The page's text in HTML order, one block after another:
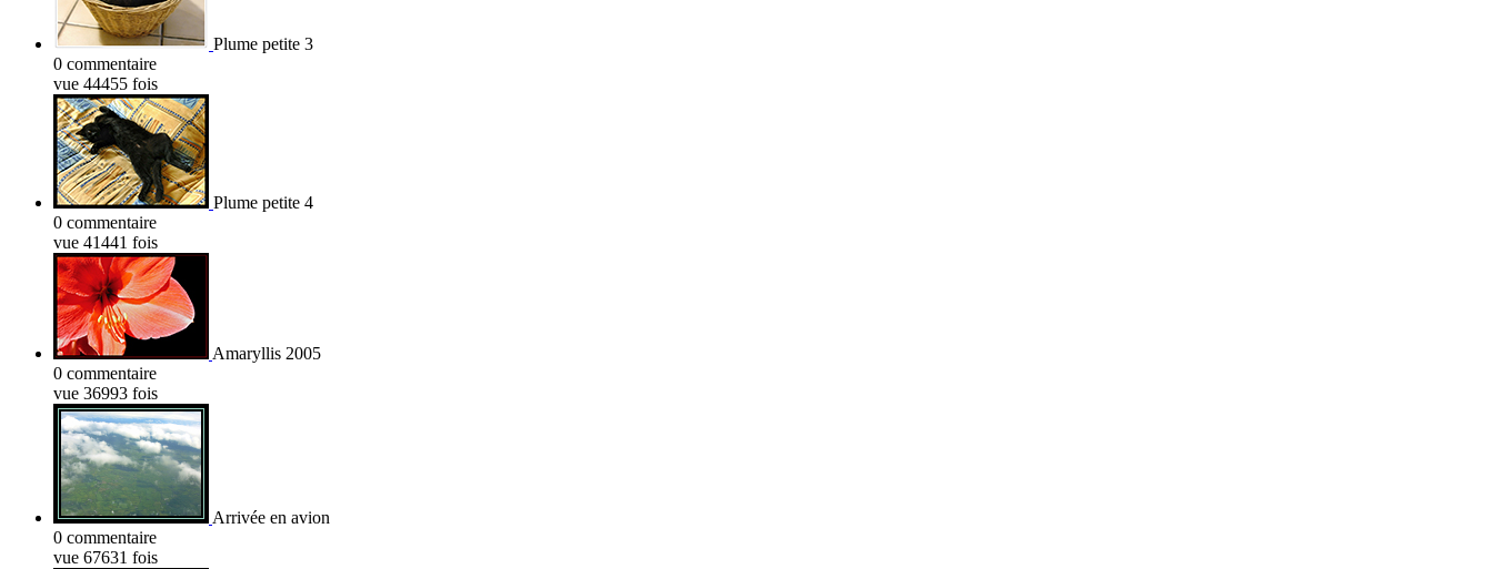
Plume petite 3
0 commentaire
vue 44455 fois
Plume petite 4
0 commentaire
vue 41441 fois
Amaryllis 2005
0 commentaire
vue 36993 fois
Arrivée en avion
0 commentaire
vue 67631 fois